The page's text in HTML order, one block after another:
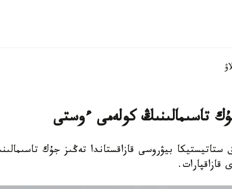
تاسىمالىنىڭ كولەمى ءوستى
ستاتيستيكا بيۋروسى قازاقستاندا تەڭىز جۇك
قازاقپارات.